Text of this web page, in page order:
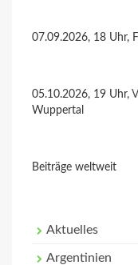
07.09.2026, 18 Uhr,
05.10.2026, 19 Uhr,
Wuppertal
Beiträge weltweit
Aktuelles
Argentinien